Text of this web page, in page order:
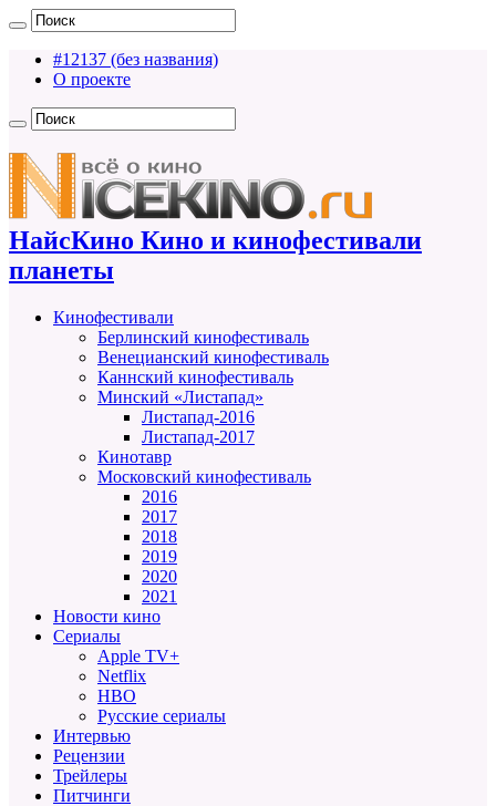
#12137 (без названия)
О проекте
НайсКино Кино и кинофестивали
планеты
Кинофестивали
Берлинский кинофестиваль
Венецианский кинофестиваль
Каннский кинофестиваль
Минский «Листапад»
Листапад-2016
Листапад-2017
Кинотавр
Московский кинофестиваль
2016
2017
2018
2019
2020
2021
Новости кино
Сериалы
Apple TV+
Netflix
HBO
Русские сериалы
Интервью
Рецензии
Трейлеры
Питчинги